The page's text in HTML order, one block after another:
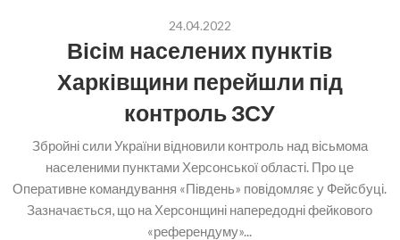
24.04.2022
Вісім населених пунктів
Харківщини перейшли під
контроль ЗСУ
Збройні сили України відновили контроль над вісьмома
населеними пунктами Херсонської області. Про це
Оперативне командування «Південь» повідомляє у Фейсбуці.
Зазначається, що на Херсонщині напередодні фейкового
«референдуму»...